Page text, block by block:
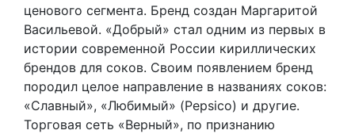
ценового сегмента. Бренд создан Маргаритой
Васильевой. «Добрый» стал одним из первых в
истории современной России кириллических
брендов для соков. Своим появлением бренд
породил целое направление в названиях соков:
«Славный», «Любимый» (Pepsico) и другие.
Торговая сеть «Верный», по признанию